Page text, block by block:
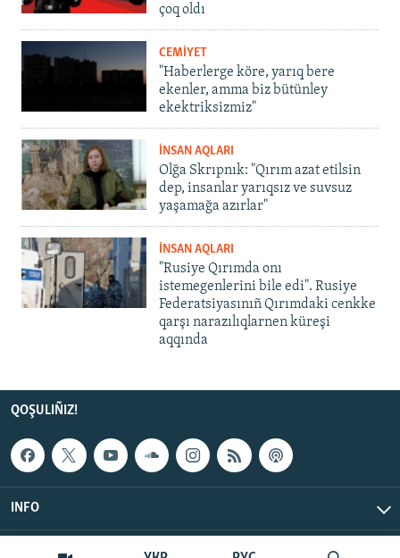
çoq oldı
CEMİYET
"Haberlerge köre, yarıq bere
ekenler, amma biz bütünley
ekektriksizmiz"
İNSAN AQLARI
Olğa Skrıpnık: "Qırım azat etilsin
dep, insanlar yarıqsız ve suvsuz
yaşamağa azırlar"
İNSAN AQLARI
"Rusiye Qırımda onı
istemegenlerini bile edi". Rusiye
Federatsiyasınıñ Qırımdaki cenkke
qarşı narazılıqlarnen küreşi
aqqında
QOŞULIÑIZ!
INFO
© Qırım.Aqiqat, 2026 | All Rights Reserved.